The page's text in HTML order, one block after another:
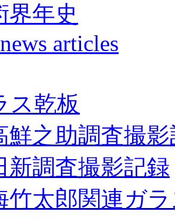
界年史
articles
ス乾板
鮮之助調査撮
新調査撮影記録
竹太郎関連ガ